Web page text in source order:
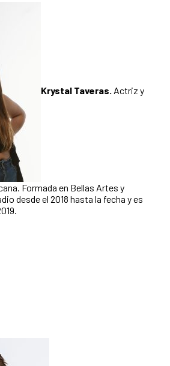
Krystal Taveras. Actriz y
Formada en Bellas Artes y
desde el 2018 hasta la fecha y es